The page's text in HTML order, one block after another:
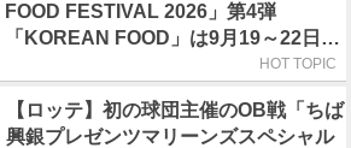
FOOD FESTIVAL 2026」第4弾
「KOREAN FOOD」は9月19～22日／
HOT TOPIC
【ロッテ】初の球団主催のOB戦「ちば
興銀プレゼンツマリーンズスペシャル